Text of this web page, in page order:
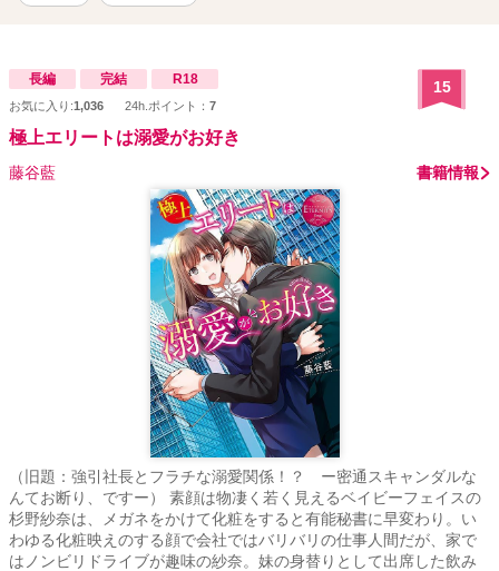
長編 完結 R18
お気に入り:1,036 24h.ポイント： 7
15
極上エリートは溺愛がお好き
藤谷藍 書籍情報
（旧題：強引社長とフラチな溺愛関係！？ ー密通スキャンダルな
んてお断り、ですー） 素顔は物凄く若く見えるベイビーフェイスの
杉野紗奈は、メガネをかけて化粧をすると有能秘書に早変わり。い
わゆる化粧映えのする顔で会社ではバリバリの仕事人間だが、家で
はノンビリドライブが趣味の紗奈。妹の身替りとして出席した飲み